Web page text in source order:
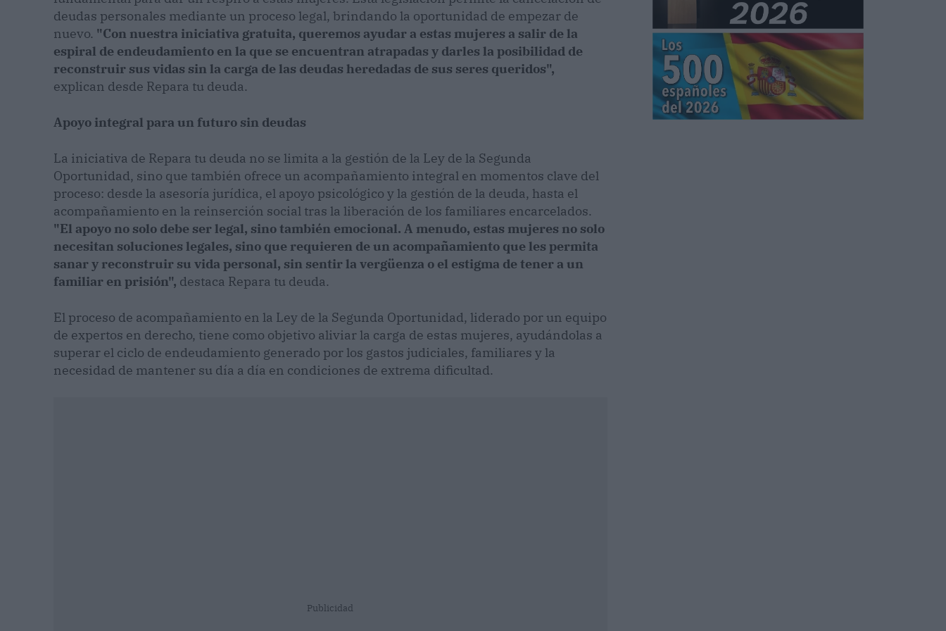
deudas personales mediante un proceso legal, brindando la oportunidad de empezar de
nuevo. "Con nuestra iniciativa gratuita, queremos ayudar a estas mujeres a salir de la
espiral de endeudamiento en la que se encuentran atrapadas y darles la posibilidad de
reconstruir sus vidas sin la carga de las deudas heredadas de sus seres queridos",
explican desde Repara tu deuda.
Apoyo integral para un futuro sin deudas
La iniciativa de Repara tu deuda no se limita a la gestión de la Ley de la Segunda
Oportunidad, sino que también ofrece un acompañamiento integral en momentos clave del
proceso: desde la asesoría jurídica, el apoyo psicológico y la gestión de la deuda, hasta el
acompañamiento en la reinserción social tras la liberación de los familiares encarcelados.
"El apoyo no solo debe ser legal, sino también emocional. A menudo, estas mujeres no solo
necesitan soluciones legales, sino que requieren de un acompañamiento que les permita
sanar y reconstruir su vida personal, sin sentir la vergüenza o el estigma de tener a un
familiar en prisión", destaca Repara tu deuda.
El proceso de acompañamiento en la Ley de la Segunda Oportunidad, liderado por un equipo
de expertos en derecho, tiene como objetivo aliviar la carga de estas mujeres, ayudándolas a
superar el ciclo de endeudamiento generado por los gastos judiciales, familiares y la
necesidad de mantener su día a día en condiciones de extrema dificultad.
Publicidad